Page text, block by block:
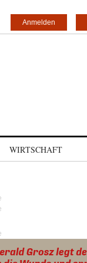
Anmelden
WIRTSCHAFT